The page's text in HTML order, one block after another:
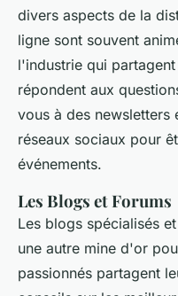
divers aspects de la
ligne sont souvent
l'industrie qui
répondent aux
vous à des newsletters
réseaux sociaux pour
événements.
Les Blogs et Forums
Les blogs spécialisés
une autre mine d'or
passionnés partagent